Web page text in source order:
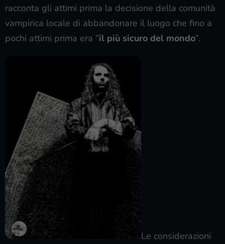
racconta gli attimi prima la decisione della comunità
vampirica locale di abbandonare il luogo che fino a
pochi attimi prima era “il più sicuro del mondo“.
Le considerazioni